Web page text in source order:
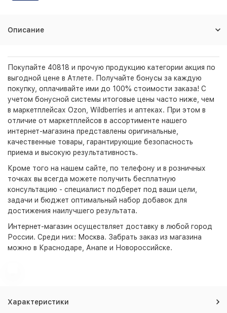
Описание
Покупайте 40818 и прочую продукцию категории акция по
выгодной цене в Атлете. Получайте бонусы за каждую
покупку, оплачивайте ими до 100% стоимости заказа! С
учетом бонусной системы итоговые цены часто ниже, чем
в маркетплейсах Ozon, Wildberries и аптеках. При этом в
отличие от маркетплейсов в ассортименте нашего
интернет-магазина представлены оригинальные,
качественные товары, гарантирующие безопасность
приема и высокую результативность.
Кроме того на нашем сайте, по телефону и в розничных
точках вы всегда можете получить бесплатную
консультацию - специалист подберет под ваши цели,
задачи и бюджет оптимальный набор добавок для
достижения наилучшего результата.
Интернет-магазин осуществляет доставку в любой город
России. Среди них: Москва. Забрать заказ из магазина
можно в Краснодаре, Анапе и Новороссийске.
Характеристики